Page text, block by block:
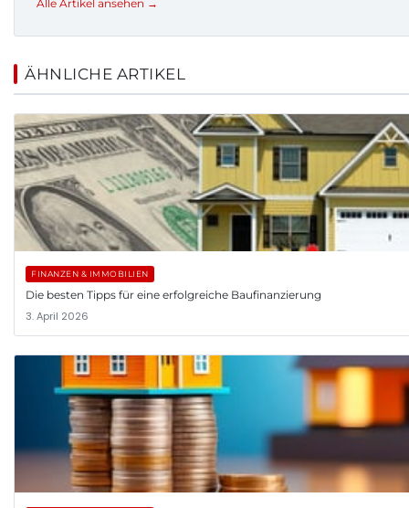
Alle Artikel ansehen →
ÄHNLICHE ARTIKEL
FINANZEN & IMMOBILIEN
Die besten Tipps für eine erfolgreiche Baufinanzierung
3. April 2026